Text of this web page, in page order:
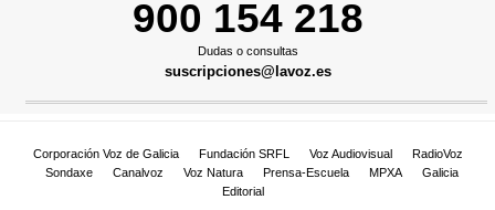
900 154 218
Dudas o consultas
suscripciones@lavoz.es
Corporación Voz de Galicia Fundación SRFL Voz Audiovisual
RadioVoz
Sondaxe
Canalvoz Voz Natura Prensa-Escuela MPXA
Galicia
Editorial